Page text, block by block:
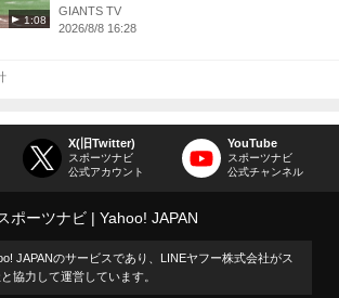
1:08
GIANTS TV
2026/8/8 16:28
X(旧Twitter)
スポーツナビ
公式アカウント
YouTube
スポーツナビ
公式チャンネル
ポーツナビ Yahoo! JAPAN
JAPANのサービスであり、LINEヤフー株式会社がス
協力して運営しています。